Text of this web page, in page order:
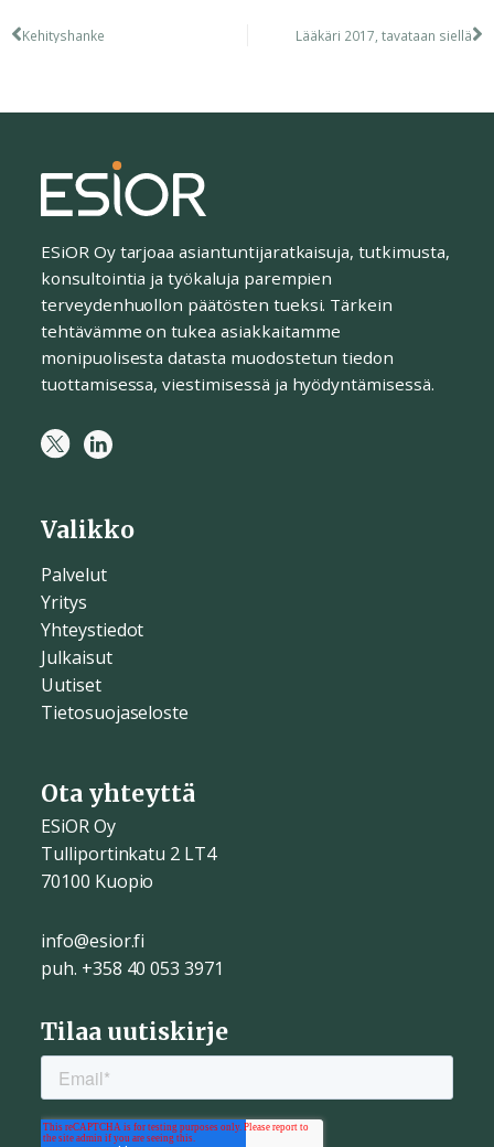
Kehityshanke Lääkäri 2017, tavataan siellä
ESiOR Oy tarjoaa asiantuntijaratkaisuja, tutkimusta,
konsultointia ja työkaluja parempien
terveydenhuollon päätösten tueksi. Tärkein
tehtävämme on tukea asiakkaitamme
monipuolisesta datasta muodostetun tiedon
tuottamisessa, viestimisessä ja hyödyntämisessä.
Valikko
Palvelut
Yritys
Yhteystiedot
Julkaisut
Uutiset
Tietosuojaseloste
Ota yhteyttä
ESiOR Oy
Tulliportinkatu 2 LT4
70100 Kuopio
info@esior.fi
puh. +358 40 053 3971
Tilaa uutiskirje